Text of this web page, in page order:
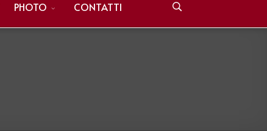
PHOTO CONTATTI